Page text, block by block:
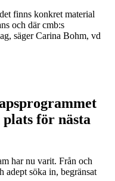
finns konkret material
och där cmb:s
säger Carina Bohm, vd
för nästa
har nu varit. Från och
adept söka in, begränsat